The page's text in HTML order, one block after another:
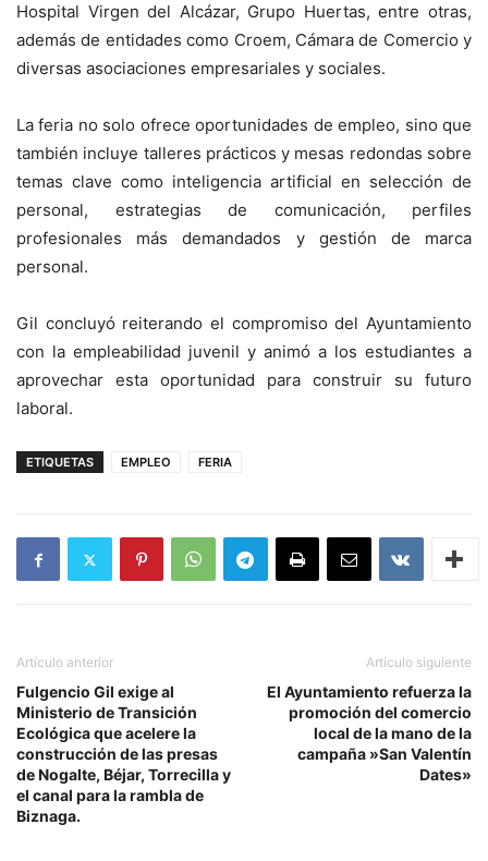
Hospital Virgen del Alcázar, Grupo Huertas, entre otras,
además de entidades como Croem, Cámara de Comercio y
diversas asociaciones empresariales y sociales.
La feria no solo ofrece oportunidades de empleo, sino que
también incluye talleres prácticos y mesas redondas sobre
temas clave como inteligencia artificial en selección de
personal, estrategias de comunicación, perfiles
profesionales más demandados y gestión de marca
personal.
Gil concluyó reiterando el compromiso del Ayuntamiento
con la empleabilidad juvenil y animó a los estudiantes a
aprovechar esta oportunidad para construir su futuro
laboral.
ETIQUETAS EMPLEO FERIA
Artículo anterior
Fulgencio Gil exige al
Ministerio de Transición
Ecológica que acelere la
construcción de las presas
de Nogalte, Béjar, Torrecilla y
el canal para la rambla de
Biznaga.
Artículo siguiente
El Ayuntamiento refuerza la
promoción del comercio
local de la mano de la
campaña »San Valentín
Dates»